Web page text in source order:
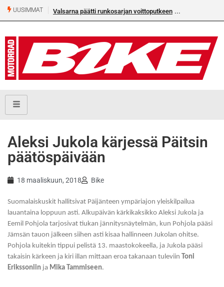
UUSIMMAT Valsarna päätti runkosarjan voittoputkeen
Aleksi Jukola kärjessä Päitsin
päätöspäivään
18 maaliskuun, 2018 Bike
Suomalaiskuskit hallitsivat Päijänteen ympäriajon yleiskilpailua
lauantaina loppuun asti. Alkupäivän kärkikaksikko Aleksi Jukola ja
Eemil Pohjola tarjosivat tiukan jännitysnäytelmän, kun Pohjola pääsi
Jämsän tauon jälkeen siihen asti kisaa hallinneen Jukolan ohitse.
Pohjola kuitekin tippui pelistä 13. maastokokeella, ja Jukola pääsi
takaisin kärkeen ja kiri illan mittaan eroa takanaan tuleviin Toni
Erikssoniin ja Mika Tammiseen.